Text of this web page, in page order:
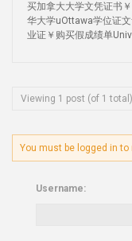
买加拿大大学文凭证书
华大学uOttawa学位证
业证￥购买假成绩单
Viewing 1 post (of 1 total)
You must be logged in to
Username: